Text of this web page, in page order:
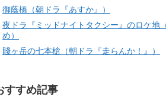
御蔭橋（朝ドラ『あすか』）
夜ドラ『ミッドナイトタクシー』のロケ地
め）
賤ヶ岳の七本槍（朝ドラ『走らんか！』）
すすめ記事